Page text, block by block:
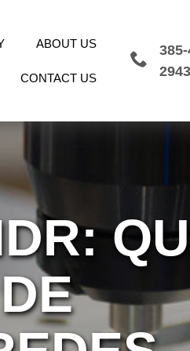
ABOUT US
CONTACT US
2943